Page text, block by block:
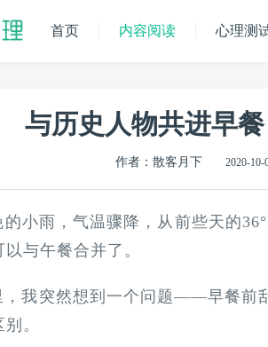
首页 内容阅读 心理测
与历史人物共进早
作者：散客月下 2020-10-
小雨，气温骤降，从前些天的
与午餐合并了。
，我突然想到一个问题——早餐前
。